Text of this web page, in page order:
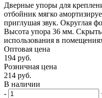
Дверные упоры для
отбойник мягко
приглушая звук. Округлая
Высота упора 36 мм.
использования в
Оптовая цена
194 руб.
Розничная цена
214 руб.
В наличии
-